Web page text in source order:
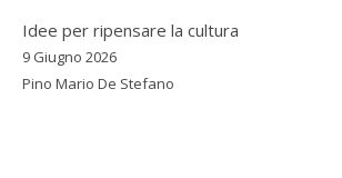
Idee per ripensare la cultura
9 Giugno 2026
Pino Mario De Stefano